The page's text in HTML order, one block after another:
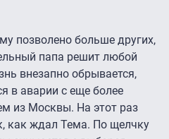
позволено больше других,
папа решит любой
внезапно обрывается,
в аварии с еще более
из Москвы. На этот раз
как ждал Тема. По щелчку